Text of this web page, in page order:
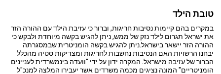
טובת הילד
במקרים בהם קיימות נסיבות חריגות, וברור כי עזיבת הילד עם ההורה הזר
את ישראל תגרום לילד נזק של ממש, ניתן להגיש בקשה מיוחדת ולבקש כי
ההורה הזר יישאר בישראל.ניתן להגיש בקשה הומניטרית שבמסגרתה
יבחנו הרשויות האם הנסיבות נחשבות לחריגות ומצדיקות סטיה מהכלל
הברור של עזיבה מישראל. המקרה ידון על ידי "וועדה בינמשרדית לעניינים
הומניטריים" המונה נציגים מכמה משרדים אשר יעבירו המלצה למנכ"ל